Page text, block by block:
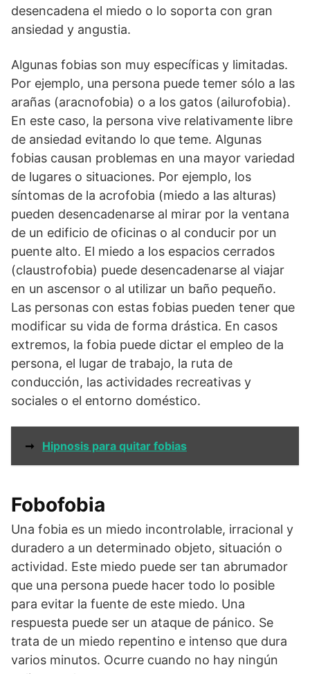
desencadena el miedo o lo soporta con gran
ansiedad y angustia.
Algunas fobias son muy específicas y limitadas.
Por ejemplo, una persona puede temer sólo a las
arañas (aracnofobia) o a los gatos (ailurofobia).
En este caso, la persona vive relativamente libre
de ansiedad evitando lo que teme. Algunas
fobias causan problemas en una mayor variedad
de lugares o situaciones. Por ejemplo, los
síntomas de la acrofobia (miedo a las alturas)
pueden desencadenarse al mirar por la ventana
de un edificio de oficinas o al conducir por un
puente alto. El miedo a los espacios cerrados
(claustrofobia) puede desencadenarse al viajar
en un ascensor o al utilizar un baño pequeño.
Las personas con estas fobias pueden tener que
modificar su vida de forma drástica. En casos
extremos, la fobia puede dictar el empleo de la
persona, el lugar de trabajo, la ruta de
conducción, las actividades recreativas y
sociales o el entorno doméstico.
➞ Hipnosis para quitar fobias
Fobofobia
Una fobia es un miedo incontrolable, irracional y
duradero a un determinado objeto, situación o
actividad. Este miedo puede ser tan abrumador
que una persona puede hacer todo lo posible
para evitar la fuente de este miedo. Una
respuesta puede ser un ataque de pánico. Se
trata de un miedo repentino e intenso que dura
varios minutos. Ocurre cuando no hay ningún